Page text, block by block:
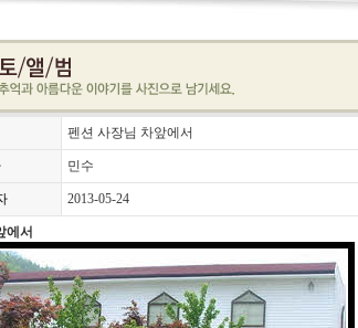
펜션 사장님 차앞에서
민수
2013-05-24
에서